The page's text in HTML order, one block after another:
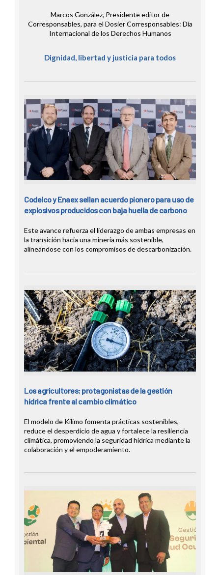
Marcos González, Presidente editor de
Corresponsables, para el Dosier Corresponsables: Día
Internacional de los Derechos Humanos
Dignidad, libertad y justicia para todos
Codelco y Enaex sellan acuerdo pionero para uso de
explosivos producidos con baja huella de carbono
Este avance refuerza el liderazgo de ambas empresas en
la transición hacia una minería más sostenible,
alineándose con los compromisos de descarbonización.
Los agricultores: protagonistas de la gestión
hídrica frente al cambio climático
El modelo de Kilimo fomenta prácticas sostenibles,
reduce el desperdicio de agua y fortalece la resiliencia
climática, promoviendo la seguridad hídrica mediante la
colaboración y el empoderamiento.